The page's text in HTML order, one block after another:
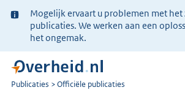
Ter
informatie:
Mogelijk ervaart u problemen met het
publicaties. We werken aan een
het ongemak.
U
Publicaties Officiële publicaties